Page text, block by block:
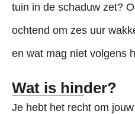
tuin in de schaduw zet?
ochtend om zes uur
en wat mag niet volgens
Wat is hinder?
Je hebt het recht om